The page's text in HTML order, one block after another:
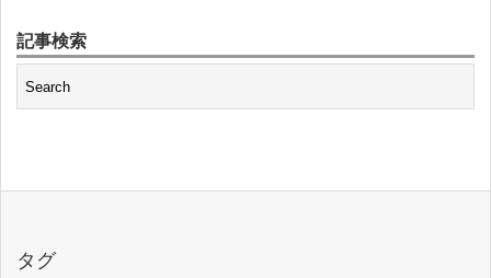
記事検索
タグ